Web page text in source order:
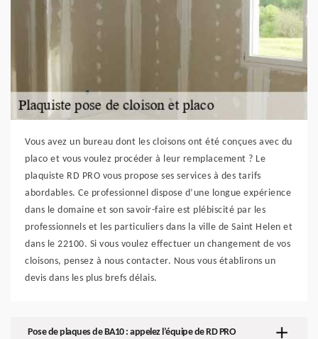
Vous avez un bureau dont les cloisons ont été conçues avec du
placo et vous voulez procéder à leur remplacement ? Le
plaquiste RD PRO vous propose ses services à des tarifs
abordables. Ce professionnel dispose d’une longue expérience
dans le domaine et son savoir-faire est plébiscité par les
professionnels et les particuliers dans la ville de Saint Helen et
dans le 22100. Si vous voulez effectuer un changement de vos
cloisons, pensez à nous contacter. Nous vous établirons un
devis dans les plus brefs délais.
Pose de plaques de BA10 : appelez l’équipe de RD PRO